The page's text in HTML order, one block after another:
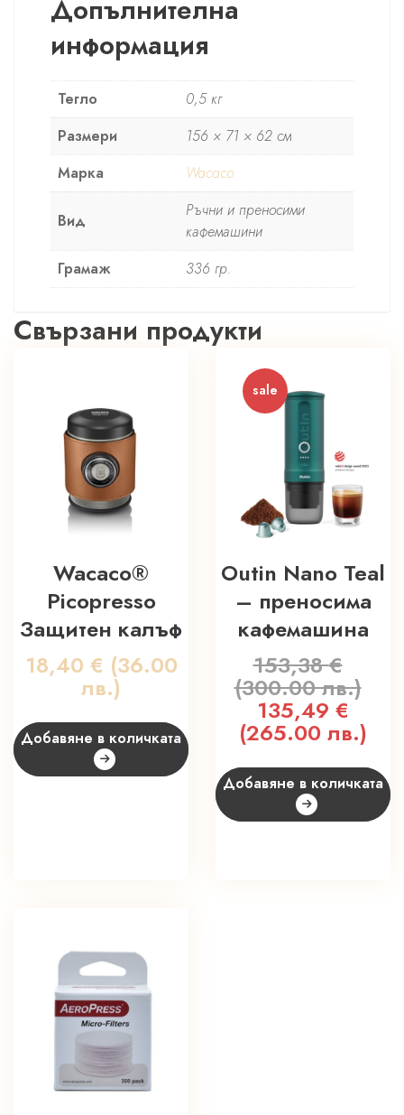
Допълнителна
информация
Тегло
0,5 кг
Размери
156 × 71 × 62 см
Марка
Wacaco
Вид
Ръчни и преносими
кафемашини
Грамаж
336 гр.
Свързани продукти
Wacaco®
Picopresso
Защитен калъф
18,40 € (36.00
лв.)
Добавяне в количката
sale
Outin Nano Teal
– преносима
кафемашина
153,38€
(300.00 лв.)
Original
price
was:
153,38 €
(300.00
лв.).
135,49 €
(265.00 лв.)
Добавяне в количката